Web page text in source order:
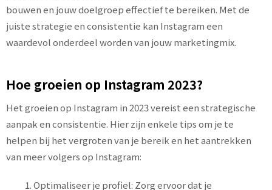
bouwen en jouw doelgroep effectief te bereiken. Met de
juiste strategie en consistentie kan Instagram een
waardevol onderdeel worden van jouw marketingmix.
Hoe groeien op Instagram 2023?
Het groeien op Instagram in 2023 vereist een strategische
aanpak en consistentie. Hier zijn enkele tips om je te
helpen bij het vergroten van je bereik en het aantrekken
van meer volgers op Instagram:
Optimaliseer je profiel: Zorg ervoor dat je